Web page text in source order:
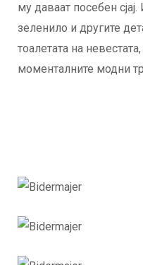
му даваат посебен
зеленило и другите
тоалетата на
моменталните модни